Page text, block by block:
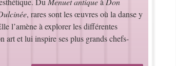
, rares sont les œuvres où la danse y
l’amène à explorer les différentes
art et lui inspire ses plus grands chefs-